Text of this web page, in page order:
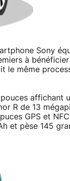
Sony
à
le même
affichant
R de 13
GPS et
et pèse 145